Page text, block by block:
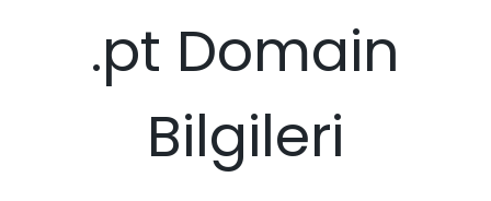
.pt Domain
Bilgileri